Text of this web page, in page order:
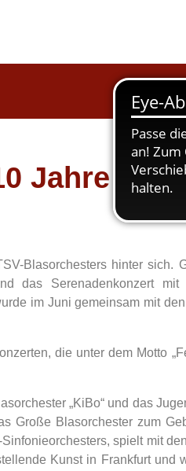
Jahre
Blasorchesters hinter sich.
das Serenadenkonzert mit
im Juni gemeinsam mit
die unter dem Motto
„KiBo“ und das
Große Blasorchester zum
spielt mit
Kunst in Frankfurt und